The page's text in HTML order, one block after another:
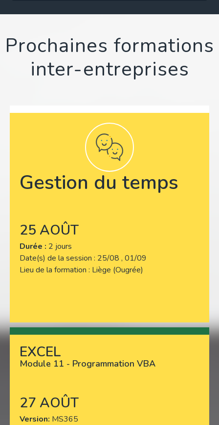
Prochaines formations
inter-entreprises
Gestion du temps
25 AOÛT
Durée : 2 jours
Date(s) de la session 25/08 , 01/09
Lieu de la formation Liège (Ougrée)
Lire plus
EXCEL
Module 11 - Programmation VBA
27 AOÛT
Version MS365